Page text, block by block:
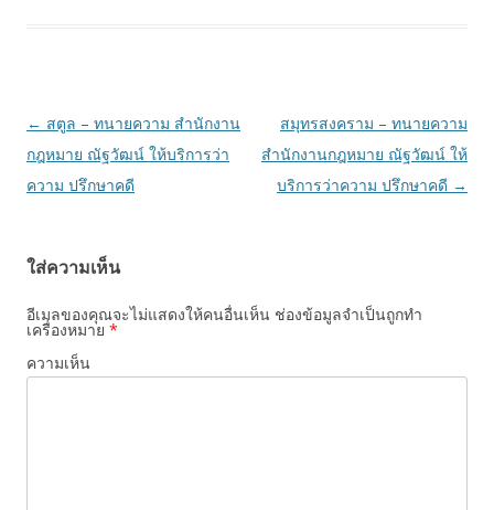
เมนู
นำทาง
เรื่อง
← สตูล – ทนายความ สำนักงาน
กฎหมาย ณัฐวัฒน์ ให้บริการว่า
ความ ปรึกษาคดี
สมุทรสงคราม – ทนายความ
สำนักงานกฎหมาย ณัฐวัฒน์ ให้
บริการว่าความ ปรึกษาคดี →
ใส่ความเห็น
อีเมลของคุณจะไม่แสดงให้คนอื่นเห็น ช่องข้อมูลจำเป็นถูกทำ
เครื่องหมาย *
ความเห็น